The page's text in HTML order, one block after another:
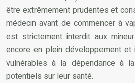
être extrêmement prudentes et
médecin avant de commencer à
est strictement interdit aux
encore en plein développement
vulnérables à la dépendance à
potentiels sur leur santé.